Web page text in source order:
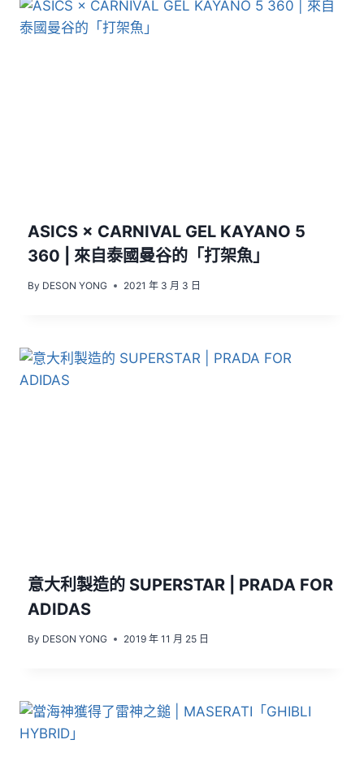
ASICS × CARNIVAL GEL KAYANO 5
360 | 來自泰國曼谷的「打架魚」
By DESON YONG 2021 年 3 月 3 日
意大利製造的 SUPERSTAR | PRADA FOR
ADIDAS
By DESON YONG 2019 年 11 月 25 日